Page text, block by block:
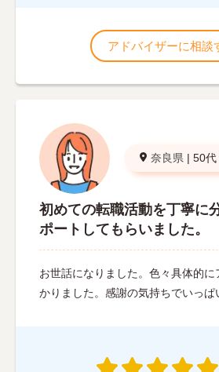
アドバイザーに相談
奈良県 | 50代
初めての転職活動を丁寧に
ポートしてもらいました。
お世話になりました。色々具体的に
かりました。感謝の気持ちでいっぱ